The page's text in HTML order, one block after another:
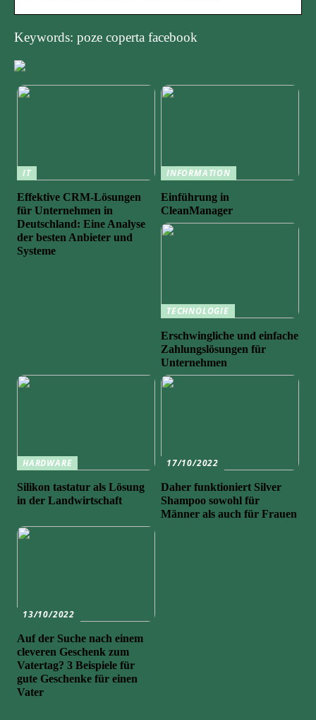
Keywords: poze coperta facebook
IT
Effektive CRM-Lösungen
für Unternehmen in
Deutschland: Eine Analyse
der besten Anbieter und
Systeme
INFORMATION
Einführung in
CleanManager
TECHNOLOGIE
Erschwingliche und einfache
Zahlungslösungen für
Unternehmen
HARDWARE
Silikon tastatur als Lösung
in der Landwirtschaft
17/10/2022
Daher funktioniert Silver
Shampoo sowohl für
Männer als auch für Frauen
13/10/2022
Auf der Suche nach einem
cleveren Geschenk zum
Vatertag? 3 Beispiele für
gute Geschenke für einen
Vater